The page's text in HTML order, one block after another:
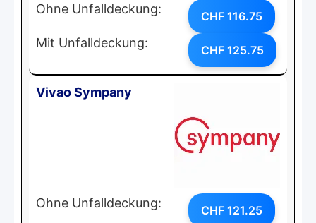
Ohne Unfalldeckung: CHF 116.75
Mit Unfalldeckung: CHF 125.75
Vivao Sympany
Ohne Unfalldeckung: CHF 121.25